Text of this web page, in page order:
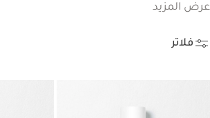
عرض المزيد
فلاتر